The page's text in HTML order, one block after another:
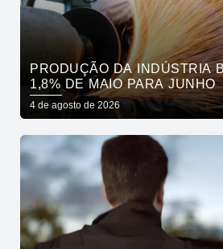
PRODUÇÃO DA INDÚSTRIA
1,8% DE MAIO PARA JUNHO
4 de agosto de 2026